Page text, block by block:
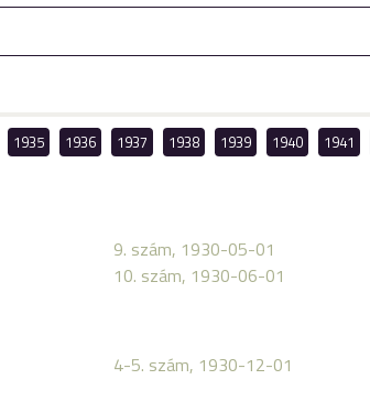
1935 1936 1937 1938 1939 1940 1941
9. szám, 1930-05-01
10. szám, 1930-06-01
4-5. szám, 1930-12-01